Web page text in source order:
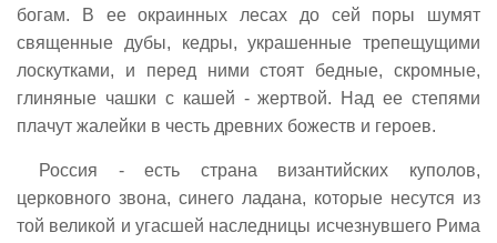
богам. В ее окраинных лесах до сей поры шумят
священные дубы, кедры, украшенные трепещущими
лоскутками, и перед ними стоят бедные, скромные,
глиняные чашки с кашей - жертвой. Над ее степями
плачут жалейки в честь древних божеств и героев.
Россия - есть страна византийских куполов,
церковного звона, синего ладана, которые несутся из
той великой и угасшей наследницы исчезнувшего Рима